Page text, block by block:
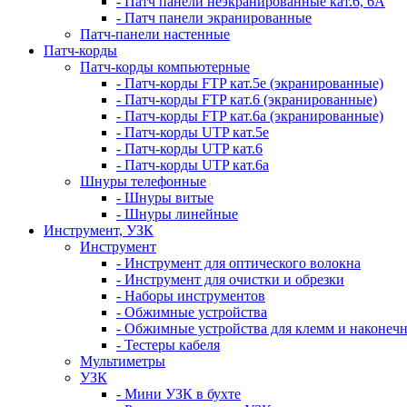
- Патч панели экранированные
Патч-панели настенные
Патч-корды
Патч-корды компьютерные
- Патч-корды FTP кат.5е (экранированные)
- Патч-корды FTP кат.6 (экранированные)
- Патч-корды FTP кат.6а (экранированные)
- Патч-корды UTP кат.5е
- Патч-корды UTP кат.6
- Патч-корды UTP кат.6а
Шнуры телефонные
- Шнуры витые
- Шнуры линейные
Инструмент, УЗК
Инструмент
- Инструмент для оптического волокна
- Инструмент для очистки и обрезки
- Наборы инструментов
- Обжимные устройства
- Обжимные устройства для клемм и
- Тестеры кабеля
Мультиметры
УЗК
- Мини УЗК в бухте